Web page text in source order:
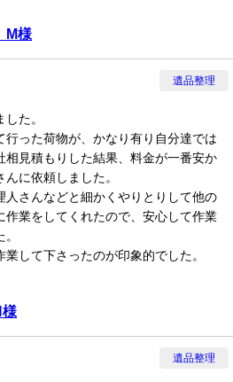
M様
遺品整理
た。
った荷物が、かなり有り自分達では
相見積もりした結果、料金が一番安か
に依頼しました。
人さんなどと細かくやりとりして他の
作業をしてくれたので、安心して作業
して下さったのが印象的でした。
遺品整理